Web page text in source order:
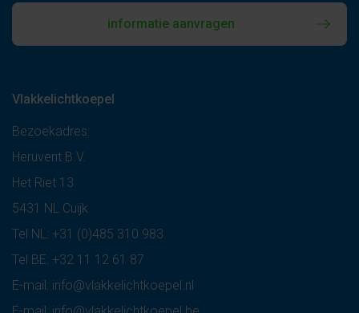
informatie aanvragen
Vlakkelichtkoepel
Bezoekadres:
Heruvent B.V.
Het Riet 13
5431 NL Cuijk
Tel NL: +31 (0)485 310 983
Tel BE: +32 11 12 61 87
E-mail: info@vlakkelichtkoepel.nl